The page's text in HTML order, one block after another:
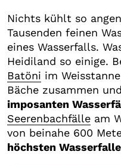
Nichts kühlt so
Tausenden feinen
eines Wasserfalls.
Heidiland so einige.
Batöni im
Bäche zusammen
imposanten
Seerenbachfälle am
von beinahe 600
höchsten